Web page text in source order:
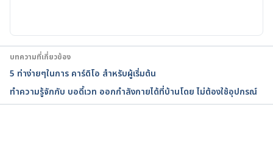
https://www.healthline.com/nutrition/26-muscle-
building-foods#section3 Accessed December 12,
2019.
The Glorious Glutes: Muscles of the Buttocks
https://www.visiblebody.com/blog/the-glorious-
บทความที่เกี่ยวข้อง
5 ท่าง่ายๆในการ คาร์ดิโอ สำหรับผู้เริ่มต้น
ทำความรู้จักกับ บอดี้เวท ออกกำลังกายได้ที่บ้านโดย ไม่ต้องใช้อุปกรณ์